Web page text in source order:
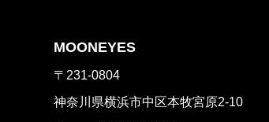
MOONEYES
〒231-0804
神奈川県横浜市中区本牧宮原2-10